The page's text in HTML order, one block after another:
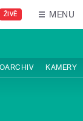
ŽIVĚ MENU
KAMERY